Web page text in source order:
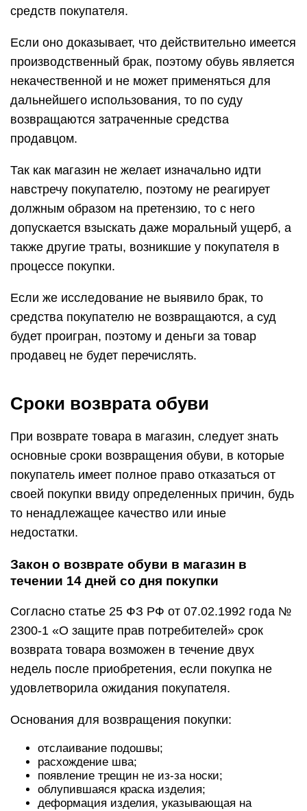
средств покупателя.
Если оно доказывает, что действительно имеется
производственный брак, поэтому обувь является
некачественной и не может применяться для
дальнейшего использования, то по суду
возвращаются затраченные средства
продавцом.
Так как магазин не желает изначально идти
навстречу покупателю, поэтому не реагирует
должным образом на претензию, то с него
допускается взыскать даже моральный ущерб, а
также другие траты, возникшие у покупателя в
процессе покупки.
Если же исследование не выявило брак, то
средства покупателю не возвращаются, а суд
будет проигран, поэтому и деньги за товар
продавец не будет перечислять.
Сроки возврата обуви
При возврате товара в магазин, следует знать
основные сроки возвращения обуви, в которые
покупатель имеет полное право отказаться от
своей покупки ввиду определенных причин, будь
то ненадлежащее качество или иные
недостатки.
Закон о возврате обуви в магазин в
течении 14 дней со дня покупки
Согласно статье 25 ФЗ РФ от 07.02.1992 года №
2300-1 «О защите прав потребителей» срок
возврата товара возможен в течение двух
недель после приобретения, если покупка не
удовлетворила ожидания покупателя.
Основания для возвращения покупки:
отслаивание подошвы;
расхождение шва;
появление трещин не из-за носки;
облупившаяся краска изделия;
деформация изделия, указывающая на